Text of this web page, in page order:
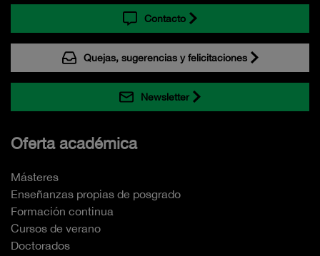
Contacto
Quejas, sugerencias y felicitaciones
Newsletter
Oferta académica
Másteres
Enseñanzas propias de posgrado
Formación continua
Cursos de verano
Doctorados